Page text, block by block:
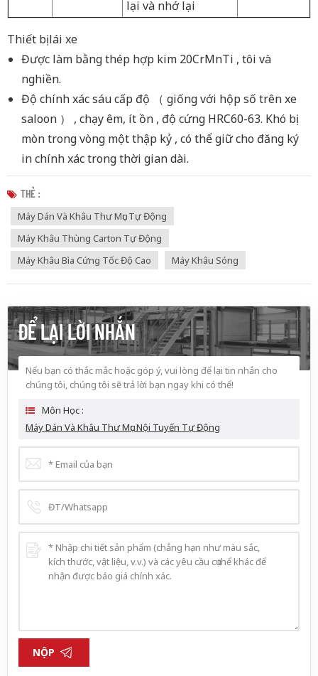
lại và nhớ lại
Thiết bị lái xe
Được làm bằng thép hợp kim 20CrMnTi , tôi và
nghiền.
Độ chính xác sáu cấp độ
（ giống với hộp số trên xe
saloon ） , chạy êm, ít ồn , độ cứng HRC60-63. Khó bị
mòn trong vòng một thập kỷ , có thể giữ cho đăng ký
in chính xác trong thời gian dài.
THẺ :
Máy Dán Và Khâu Thư Mục Tự Động
Máy Khâu Thùng Carton Tự Động
Máy Khâu Bìa Cứng Tốc Độ Cao
Máy Khâu Sóng
ĐỂ LẠI LỜI NHẮN
Nếu bạn có thắc mắc hoặc góp ý, vui lòng để lại tin nhắn cho
chúng tôi, chúng tôi sẽ trả lời bạn ngay khi có thể!
Môn Học :
Máy Dán Và Khâu Thư Mục Nội Tuyến Tự Động
NỘP